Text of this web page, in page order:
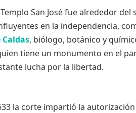
San José fue alrededor
en la independencia,
Caldas, biólogo, botánico y
tiene un monumento en el
lucha por la libertad.
la corte impartió la